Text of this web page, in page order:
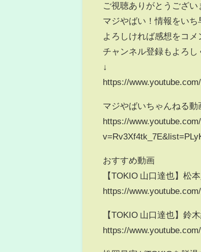
ご視聴ありがとうござい
マジやばい！情報をいち
よろしければ感想をコメ
チャンネル登録もよろ
↓
https://
マジやばいちゃんねる動
https://
おすすめ動画
【TOKIO 山口達也】松
https://
【TOKIO 山口達也】鈴
https://